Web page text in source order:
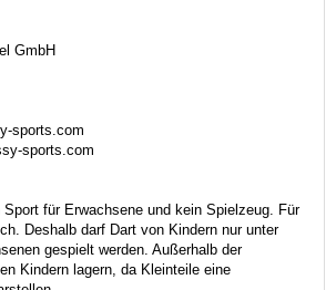
GmbH
sports.com
sports.com
für Erwachsene und kein Spielzeug. Für
Deshalb darf Dart von Kindern nur unter
gespielt werden. Außerhalb der
Kindern lagern, da Kleinteile eine